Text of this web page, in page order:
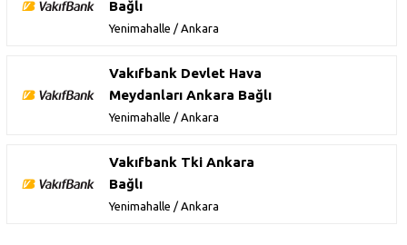
Bağlı
Yenimahalle / Ankara
Vakıfbank Devlet Hava
Meydanları Ankara Bağlı
Yenimahalle / Ankara
Vakıfbank Tki Ankara
Bağlı
Yenimahalle / Ankara